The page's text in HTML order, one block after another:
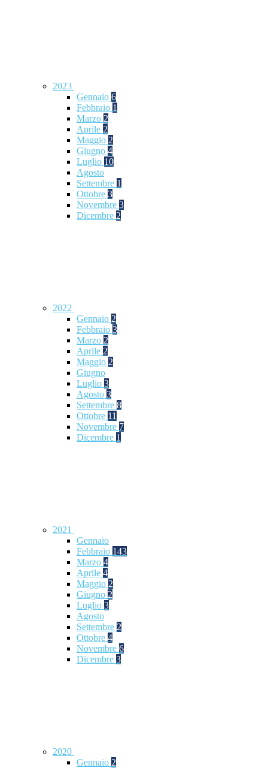
2023
Gennaio 6
Febbraio 1
Marzo 2
Aprile 2
Maggio 2
Giugno 4
Luglio 10
Agosto
Settembre 1
Ottobre 3
Novembre 3
Dicembre 2
2022
Gennaio 2
Febbraio 3
Marzo 2
Aprile 2
Maggio 2
Giugno
Luglio 3
Agosto 3
Settembre 8
Ottobre 11
Novembre 7
Dicembre 1
2021
Gennaio
Febbraio 143
Marzo 4
Aprile 4
Maggio 2
Giugno 2
Luglio 3
Agosto
Settembre 2
Ottobre 4
Novembre 6
Dicembre 3
2020
Gennaio 2